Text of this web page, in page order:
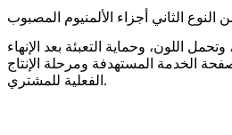
النوع الثاني أجزاء الألمنيوم المصبوب
الخدمة المستهدفة ومرحلة الإنتاج
الفعلية للمشتري.